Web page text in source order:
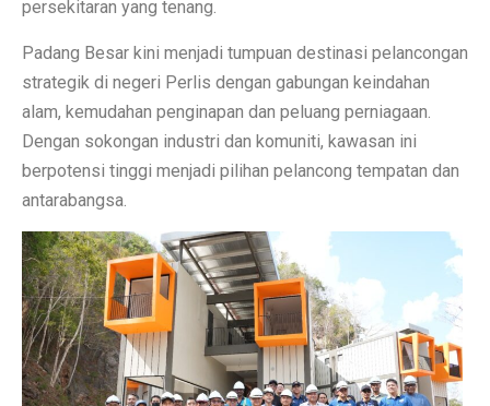
persekitaran yang tenang.
Padang Besar kini menjadi tumpuan destinasi pelancongan
strategik di negeri Perlis dengan gabungan keindahan
alam, kemudahan penginapan dan peluang perniagaan.
Dengan sokongan industri dan komuniti, kawasan ini
berpotensi tinggi menjadi pilihan pelancong tempatan dan
antarabangsa.